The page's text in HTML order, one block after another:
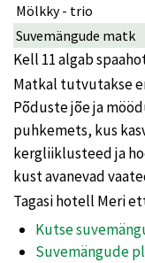
Mölkky - trio
Suvemängude matk
Kell 11 algab
Matkal tutvutakse
Põduste jõe ja
puhkemets, kus
kergliiklusteed ja
kust avanevad
Tagasi hotell Meri
Kutse
Suvemängude